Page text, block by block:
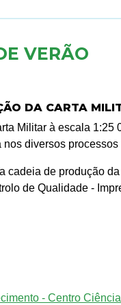
VERÃO
DA CARTA
Militar à escala 1:25
diversos
cadeia de produção
de Qualidade -
- Centro